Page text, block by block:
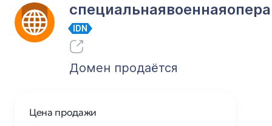
IDN
Домен продаётся
Цена продажи